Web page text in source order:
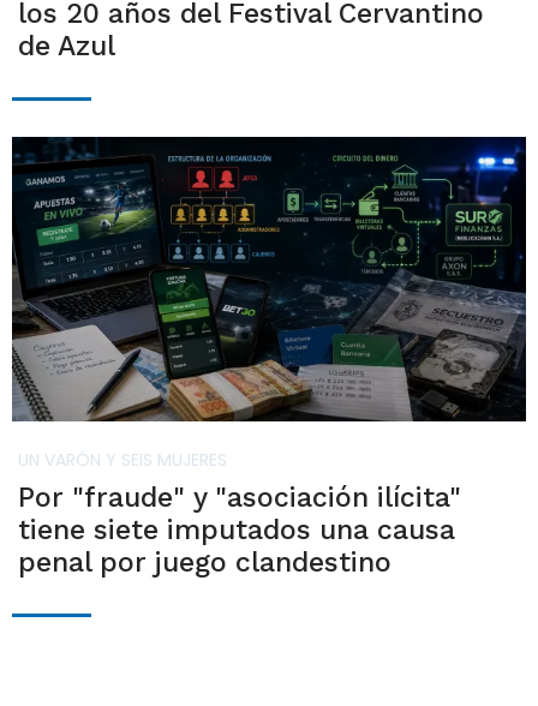
los 20 años del Festival Cervantino
de Azul
UN VARÓN Y SEIS MUJERES
Por "fraude" y "asociación ilícita"
tiene siete imputados una causa
penal por juego clandestino